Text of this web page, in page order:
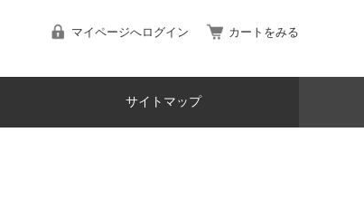
マイページへログイン カートをみる
サイトマップ